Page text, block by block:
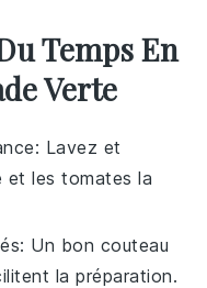
Temps En
Verte
: Lavez et
et lestomates la
: Un bon couteau
la préparation.